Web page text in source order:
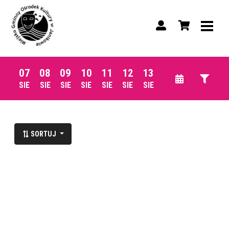
07
SIE
08
SIE
09
SIE
10
SIE
11
SIE
12
SIE
13
SIE
SORTUJ